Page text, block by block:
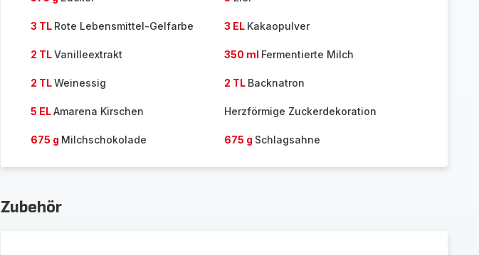
3 TL Rote Lebensmittel-Gelfarbe 3 EL Kakaopulver
2 TLVanilleextrakt 350 ml Fermentierte Milch
2 TLWeinessig 2 TL Backnatron
5 ELAmarena Kirschen Herzförmige Zuckerdekoration
675 g Milchschokolade 675 g Schlagsahne
Zubehör